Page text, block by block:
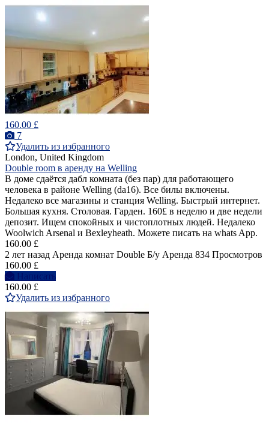
160.00 £
7
Удалить из избранного
London, United Kingdom
Double room в аренду на Welling
В доме сдаётся дабл комната (без пар) для работающего
человека в районе Welling (da16). Все билы включены.
Недалеко все магазины и станция Welling. Быстрый интернет.
Большая кухня. Столовая. Гарден. 160£ в неделю и две недели
депозит. Ищем спокойных и чистоплотных людей. Недалеко
Woolwich Arsenal и Bexleyheath. Можете писать на whats App.
160.00 £
2 лет назад Аренда комнат Double Б/у Аренда 834 Просмотров
160.00 £
Написать
160.00 £
Удалить из избранного